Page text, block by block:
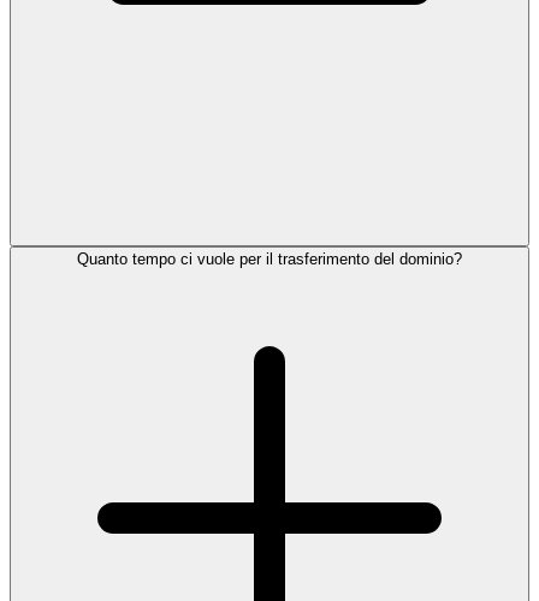
Quanto tempo ci vuole per il trasferimento del dominio?